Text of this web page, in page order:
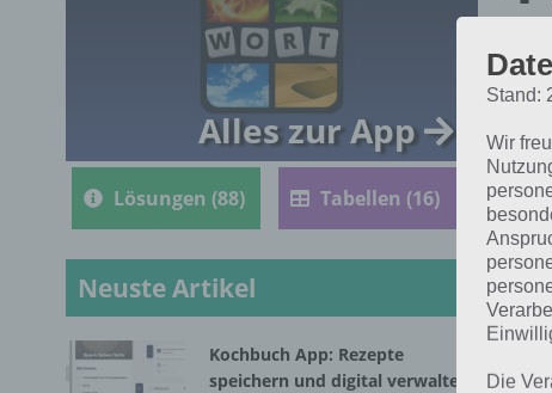
Die
Alles zur App
Lösungen (88) Tabellen (16)
Neuste Artikel
Kochbuch App: Rezepte
speichern und digital verwalten
Stand:
Wir
Die